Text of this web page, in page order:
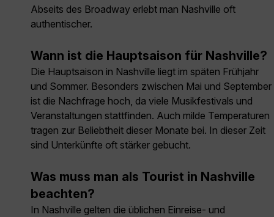
Abseits des Broadway erlebt man Nashville oft
authentischer.
Wann ist die Hauptsaison für Nashville?
Die Hauptsaison in Nashville liegt im späten Frühjahr
und Sommer. Besonders zwischen Mai und September
ist die Nachfrage hoch, da viele Musikfestivals und
Veranstaltungen stattfinden. Auch milde Temperaturen
tragen zur Beliebtheit dieser Monate bei. In dieser Zeit
sind Unterkünfte oft stärker gebucht.
Was muss man als Tourist in Nashville
beachten?
In Nashville gelten die üblichen Einreise- und